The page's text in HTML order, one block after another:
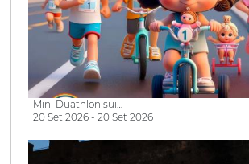
Mini Duathlon sui…
20 Set 2026 - 20 Set 2026